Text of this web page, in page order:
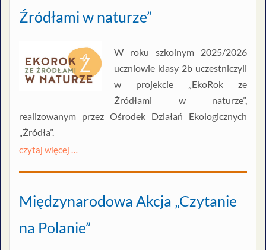
Źródłami w naturze”
W roku szkolnym 2025/2026
uczniowie klasy 2b uczestniczyli
w projekcie „EkoRok ze
Źródłami w naturze”,
realizowanym przez Ośrodek Działań Ekologicznych
„Źródła”.
czytaj więcej …
Międzynarodowa Akcja „Czytanie
na Polanie”